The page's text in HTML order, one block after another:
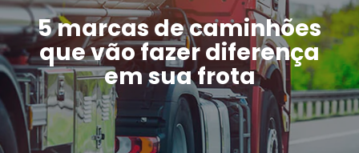
5 marcas de caminhões
que vão fazer diferença
em sua frota